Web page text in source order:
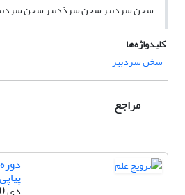
سخن سردبیر سخن سرذدبیر سخن
کلیدواژه‌ها
سخن سردبیر
مراجع
پیاپی 21